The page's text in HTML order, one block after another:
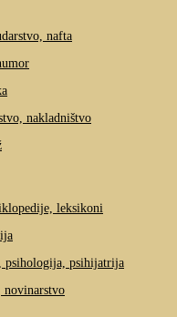
nafta
nakladništvo
leksikoni
psihologija, psihijatrija